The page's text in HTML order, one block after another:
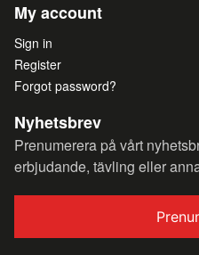
My account
Sign in
Register
Forgot password?
Nyhetsbrev
Prenumerera på vårt
erbjudande, tävling eller